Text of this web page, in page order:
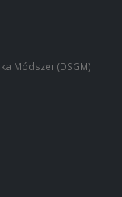
Módszer (DSGM)